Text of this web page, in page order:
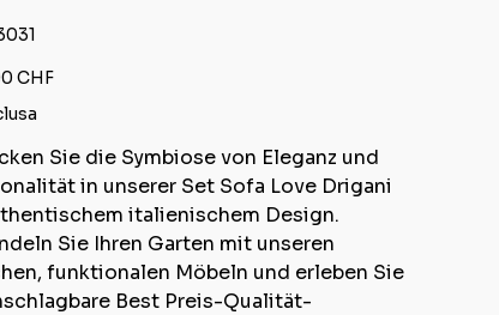
CHF
Sie die Symbiose von Eleganz und
in unserer Set Sofa Love Drigani
italienischem Design.
Sie Ihren Garten mit unseren
funktionalen Möbeln und erleben Sie
Best Preis-Qualität-